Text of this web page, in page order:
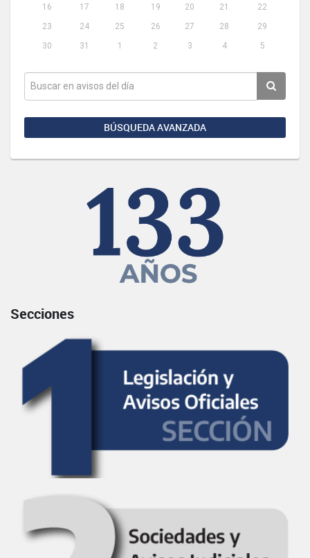
16
17 18 19 20 21
22
23
24 25 26 27 28
29
30
31 1 2 3 4 5
BÚSQUEDA AVANZADA
Secciones